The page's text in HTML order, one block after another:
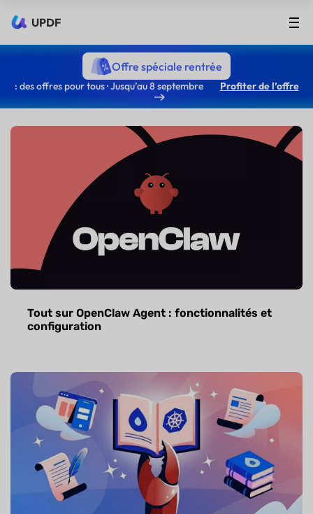
UPDF
Offre spéciale rentrée
: des offres pour tous · Jusqu’au 8 septembre Profiter de l’offre
Tout sur OpenClaw Agent : fonctionnalités et
configuration